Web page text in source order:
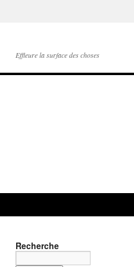
Effleure la surface des choses
Recherche